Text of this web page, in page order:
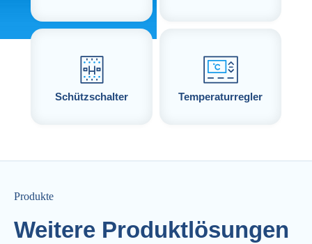
Schützschalter Temperaturregler
Produkte
Weitere Produktlösungen